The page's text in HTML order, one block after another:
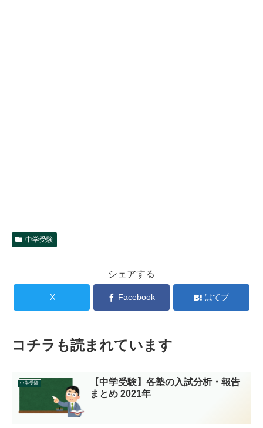
中学受験
シェアする
X Facebook はてブ
コチラも読まれています
中学受験
【中学受験】各塾の入試分析・報告
まとめ 2021年